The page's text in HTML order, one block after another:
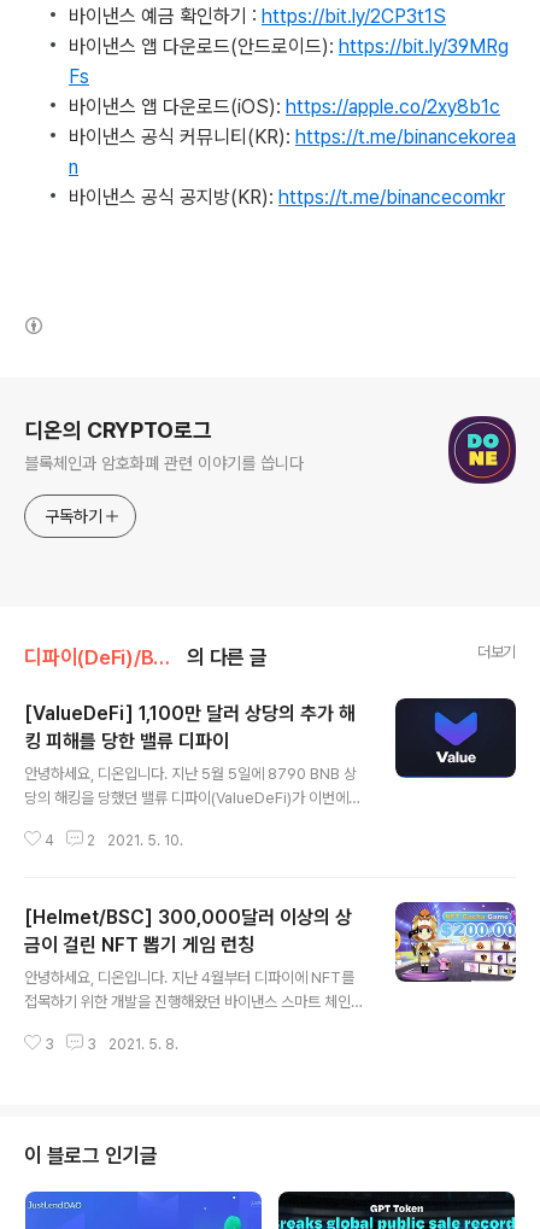
바이낸스 예금 확인하기 : https://bit.ly/2CP3t1S
바이낸스 앱 다운로드(안드로이드): https://bit.ly/39MRg
Fs
바이낸스 앱 다운로드(iOS): https://apple.co/2xy8b1c
바이낸스 공식 커뮤니티(KR): https://t.me/binancekorea
n
바이낸스 공식 공지방(KR): https://t.me/binancecomkr
디온의 CRYPTO로그
블록체인과 암호화폐 관련 이야기를 씁니다
구독하기
디파이(DeFi)/BNB체인 의 다른 글 더보기
[ValueDeFi] 1,100만 달러 상당의 추가 해
킹 피해를 당한 밸류 디파이
안녕하세요, 디온입니다. 지난 5월 5일에 8790 BNB 상
당의 해킹을 당했던 밸류 디파이(ValueDeFi)가 이번에는
하며 더 큰 문제를 겪고 있는 중입니다. 지난 포스팅 : [Val
밸류디파이 안녕하세요, 디온입니다. 어제(5월 5일) 우리
나라 시간으로 12:22경에 바이낸스 스마트 체인의 일드
옵티마이저이자 애그리게이터인 밸류디파이의 해킹 사고
가 벌어졌습니다. 원문 링크 : vStake P dcrypto.tistor
을 막기 위해 바이낸스 팀과 연락을..
4 2 2021. 5. 10.
[Helmet/BSC] 300,000달러 이상의 상
금이 걸린 NFT 뽑기 게임 런칭
안녕하세요, 디온입니다. 지난 4월부터 디파이에 NFT를
접목하기 위한 개발을 진행해왔던 바이낸스 스마트 체인(B
기 게임인 Fight for Dora를 런칭하였습니다. 헬멧 인슈
스왑에서 IFO를 진행한 8개 프로젝트의 카드들이 포함되
어 있습니다. 카드 종류 : Pancakeswap, Helmet, Sot
eria, Berry, Tenet Ditto, Yieldwatch, Belt 뽑기 비용
은 HELMET토큰으로 지불하게 되며 비용은 ..
3 3 2021. 5. 8.
이 블로그 인기글